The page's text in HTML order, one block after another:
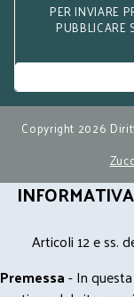
PER INVIARE
PUBBLICARE
Copyright 2026
Articoli 12 e ss.
Premessa- In